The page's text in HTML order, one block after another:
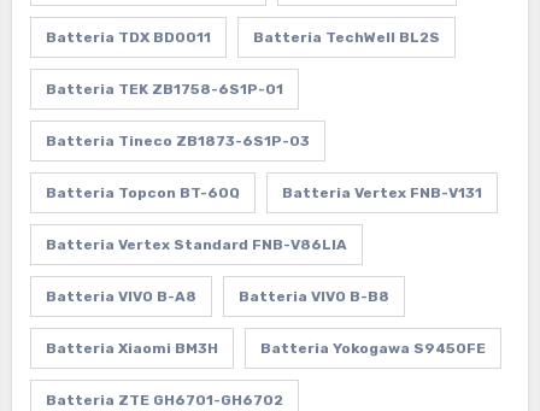
Batteria TDX BD0011 Batteria TechWell BL2S
Batteria TEK ZB1758-6S1P-01
Batteria Tineco ZB1873-6S1P-03
Batteria Topcon BT-60Q Batteria Vertex FNB-V131
Batteria Vertex Standard FNB-V86LIA
Batteria VIVO B-A8 Batteria VIVO B-B8
Batteria Xiaomi BM3H Batteria Yokogawa S9450FE
Batteria ZTE GH6701-GH6702